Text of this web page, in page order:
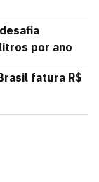
por ano
fatura R$